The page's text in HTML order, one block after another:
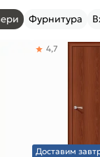
Фурнитура
Доставим
4,7